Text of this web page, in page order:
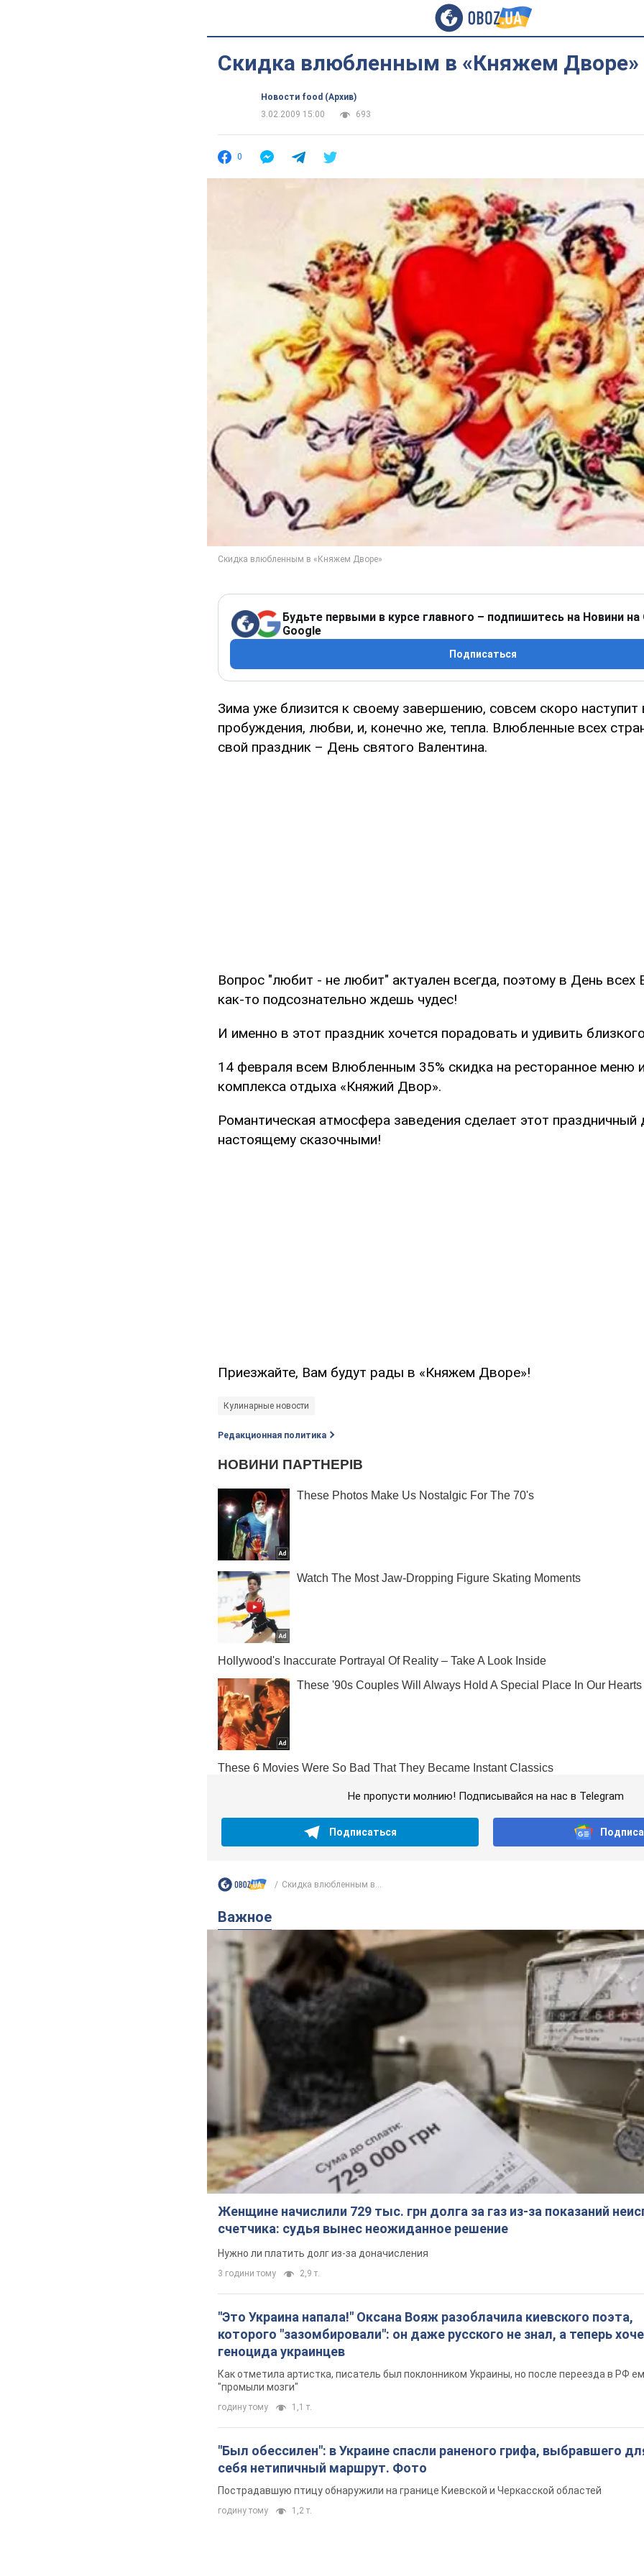
Скидка влюбленным в «Княжем Дворе»
Новости food (Архив)
3.02.2009 15:00
693
0
Будьте первыми в курсе главного – подпишитесь на Новини на
Google
Подписаться
Зима уже близится к своему завершению, совсем скоро наступит
пробуждения, любви, и, конечно же, тепла. Влюбленные всех
свой праздник – День святого Валентина.
Вопрос "любит - не любит" актуален всегда, поэтому в День
как-то подсознательно ждешь чудес!
И именно в этот праздник хочется порадовать и удивить
14 февраля всем Влюбленным 35% скидка на ресторанное меню
комплекса отдыха «Княжий Двор».
Романтическая атмосфера заведения сделает этот праздничный
настоящему сказочными!
Приезжайте, Вам будут рады в «Княжем Дворе»!
Кулинарные новости
Редакционная политика
Не пропусти молнию! Подписывайся на нас в Telegram
Подписаться
Скидка влюбленным в...
Важное
Женщине начислили 729 тыс. грн долга за газ из-за показаний
счетчика: судья вынес неожиданное решение
Нужно ли платить долг из-за доначисления
3 години тому 2,9 т.
"Это Украина напала!" Оксана Вояж разоблачила киевского поэта,
которого "зазомбировали": он даже русского не знал, а теперь
геноцида украинцев
Как отметила артистка, писатель был поклонником Украины, но после переезда в РФ
"промыли мозги"
годину тому 1,1 т.
"Был обессилен": в Украине спасли раненого грифа, выбравшего
себя нетипичный маршрут. Фото
Пострадавшую птицу обнаружили на границе Киевской и Черкасской областей
годину тому 1,2 т.